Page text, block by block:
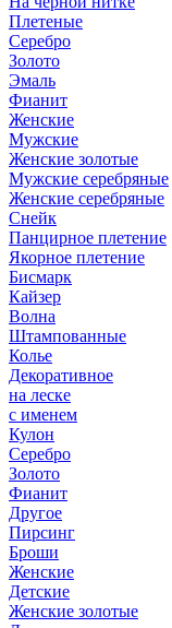
Плетеные
Серебро
Золото
Эмаль
Фианит
Женские
Мужские
Женские золотые
Мужские серебряные
Женские серебряные
Снейк
Панцирное плетение
Якорное плетение
Бисмарк
Кайзер
Волна
Штампованные
Колье
Декоративное
на леске
с именем
Кулон
Серебро
Золото
Фианит
Другое
Пирсинг
Броши
Женские
Детские
Женские золотые